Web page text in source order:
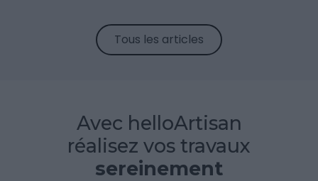
Tous les articles
Avec helloArtisan
réalisez vos travaux
sereinement